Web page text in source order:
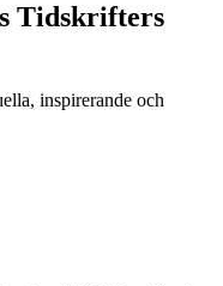
Tidskrifters
inspirerande och